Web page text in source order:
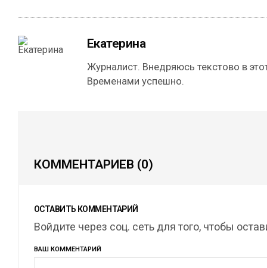
Екатерина
Журналист. Внедряюсь текстово в
Временами успешно.
КОММЕНТАРИЕВ (0)
ОСТАВИТЬ КОММЕНТАРИЙ
Войдите через соц. сеть для того, чтобы
ВАШ КОММЕНТАРИЙ